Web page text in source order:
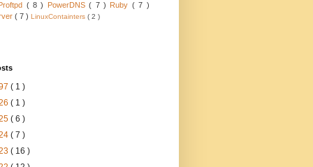
( 8 ) PowerDNS( 7 ) Ruby ( 7 )
( 7 ) LinuxContainters ( 2 )
( 1 )
( 1 )
( 6 )
( 7 )
( 16 )